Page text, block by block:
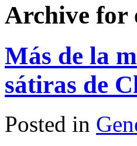
Archive for
Más de la
sátiras de
Posted in